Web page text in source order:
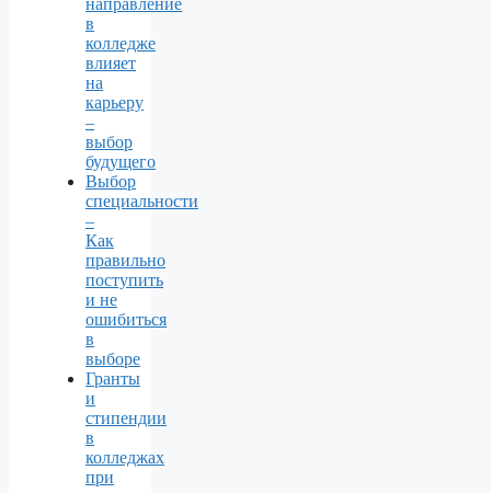
в
колледже
влияет
на
карьеру
–
выбор
будущего
Выбор
специальности
–
Как
правильно
поступить
и не
ошибиться
в
выборе
Гранты
и
стипендии
в
колледжах
при